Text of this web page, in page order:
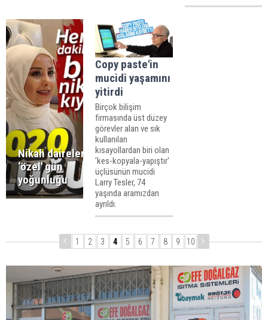
Nikah dairelerinde
‘özel' gün
yoğunluğu
Copy paste'in
mucidi yaşamını
yitirdi
Birçok bilişim
firmasında üst düzey
görevler alan ve sık
kullanılan
kısayollardan biri olan
'kes-kopyala-yapıştır'
üçlüsünün mucidi
Larry Tesler, 74
yaşında aramızdan
ayrıldı.
1 2 3 4 5 6 7 8 9 10